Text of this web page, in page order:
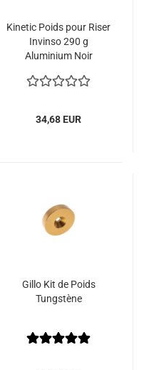
Kinetic Poids pour Riser
Invinso 290 g
Aluminium Noir
34,68 EUR
Gillo Kit de Poids
Tungstène